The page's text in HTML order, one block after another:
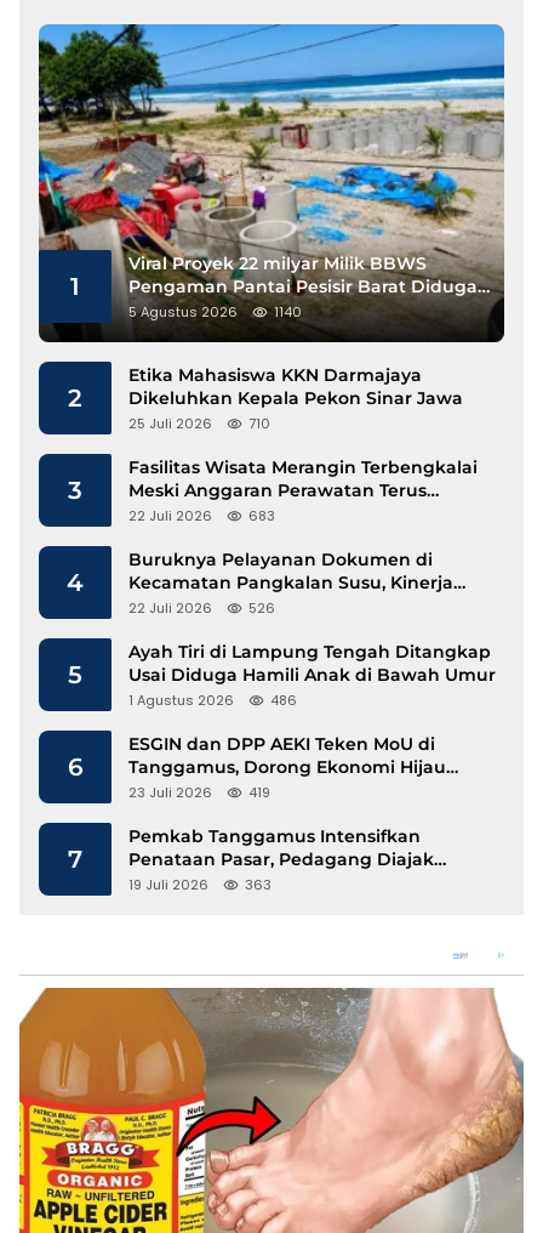
1
Viral Proyek 22 milyar Milik BBWS
Pengaman Pantai Pesisir Barat Diduga
Gunakan Besi Banci
5 Agustus 2026 1140
2
Etika Mahasiswa KKN Darmajaya
Dikeluhkan Kepala Pekon Sinar Jawa
25 Juli 2026 710
3
Fasilitas Wisata Merangin Terbengkalai
Meski Anggaran Perawatan Terus
Mengalir
22 Juli 2026 683
4
Buruknya Pelayanan Dokumen di
Kecamatan Pangkalan Susu, Kinerja
Disdukcapil Langkat Disorot
22 Juli 2026 526
5
Ayah Tiri di Lampung Tengah Ditangkap
Usai Diduga Hamili Anak di Bawah Umur
1 Agustus 2026 486
6
ESGIN dan DPP AEKI Teken MoU di
Tanggamus, Dorong Ekonomi Hijau
Berbasis Kopi dan Perdagangan Karbon
23 Juli 2026 419
7
Pemkab Tanggamus Intensifkan
Penataan Pasar, Pedagang Diajak
Tempati Pasar Modern Talang Padang
19 Juli 2026 363